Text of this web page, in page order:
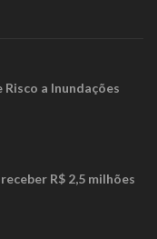
a Inundações
R$ 2,5 milhões